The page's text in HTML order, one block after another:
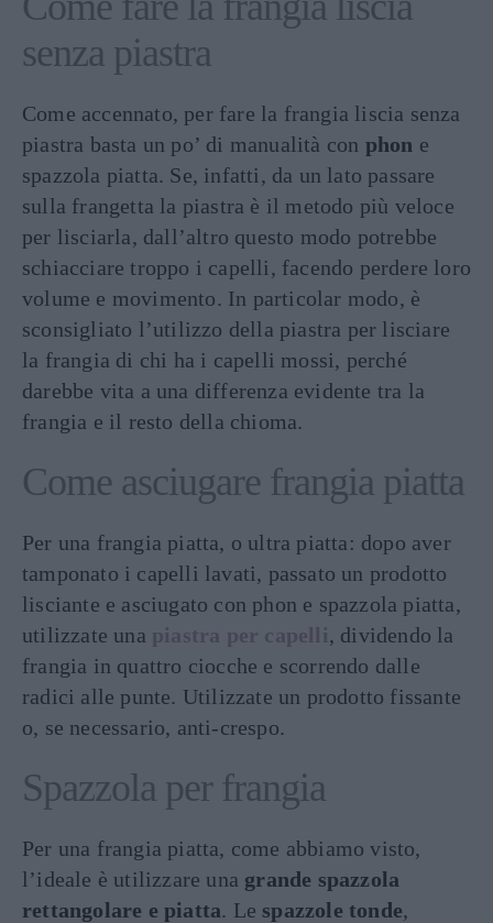
senza piastra
Come accennato, per fare la frangia liscia senza
piastra basta un po’ di manualità con phon e
spazzola piatta. Se, infatti, da un lato passare
sulla frangetta la piastra è il metodo più veloce
per lisciarla, dall’altro questo modo potrebbe
schiacciare troppo i capelli, facendo perdere loro
volume e movimento. In particolar modo, è
sconsigliato l’utilizzo della piastra per lisciare
la frangia di chi ha i capelli mossi, perché
darebbe vita a una differenza evidente tra la
frangia e il resto della chioma.
Come asciugare frangia piatta
Per una frangia piatta, o ultra piatta: dopo aver
tamponato i capelli lavati, passato un prodotto
lisciante e asciugato con phon e spazzola piatta,
utilizzate una piastra per capelli, dividendo la
frangia in quattro ciocche e scorrendo dalle
radici alle punte. Utilizzate un prodotto fissante
o, se necessario, anti-crespo.
Spazzola per frangia
Per una frangia piatta, come abbiamo visto,
l’ideale è utilizzare una grande spazzola
rettangolare e piatta. Le spazzole tonde,